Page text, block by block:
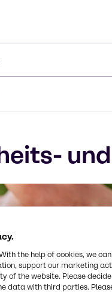
the help of cookies, we
support our marketing
of the website. Please
data with third parties.